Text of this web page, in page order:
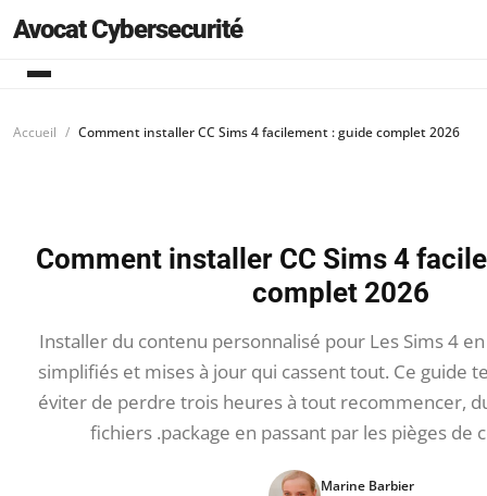
Avocat Cybersecurité
Accueil Comment installer CC Sims 4 facilement : guide complet 2026
Comment installer CC Sims 4
complet 2026
Installer du contenu personnalisé pour Les Sims 4
simplifiés et mises à jour qui cassent tout. Ce guide
éviter de perdre trois heures à tout recommencer,
fichiers .package en passant par les pièges de
Marine Barbier